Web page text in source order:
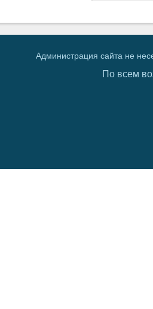
Администрация сайта не
По всем